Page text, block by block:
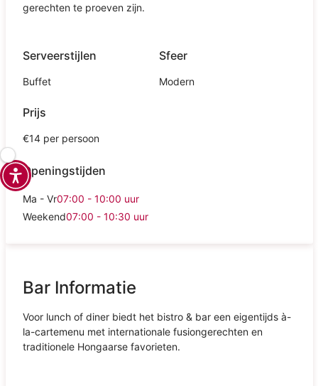
gerechten te proeven zijn.
Serveerstijlen
Buffet
Sfeer
Modern
Prijs
€14 per persoon
Openingstijden
Ma - Vr07:00 - 10:00 uur
Weekend07:00 - 10:30 uur
Bar Informatie
Voor lunch of diner biedt het bistro & bar een eigentijds à-
la-cartemenu met internationale fusiongerechten en
traditionele Hongaarse favorieten.